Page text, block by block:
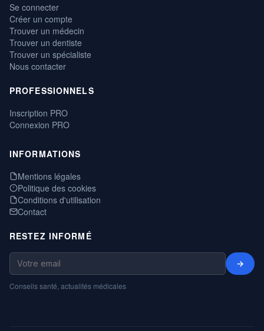
Se connecter
Créer un compte
Trouver un médecin
Trouver un dentiste
Trouver un spécialiste
Nous contacter
PROFESSIONNELS
Inscription PRO
Connexion PRO
INFORMATIONS
Mentions légales
Politique des cookies
Conditions d'utilisation
Contact
RESTEZ INFORMÉ
→
Conseils santé, actualités médicales